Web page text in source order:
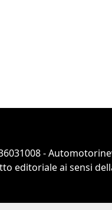
-
editoriale ai sensi